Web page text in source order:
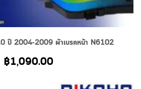
ปี 2004-2009 ผ้าเบรคหน้า N6102
฿1,090.00